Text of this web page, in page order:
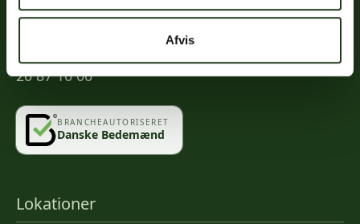
Afvis
Kontakt
info@vahlogwetche.dk
20 87 10 00
BRANCHEAUTORISERET
Danske Bedemænd
Lokationer